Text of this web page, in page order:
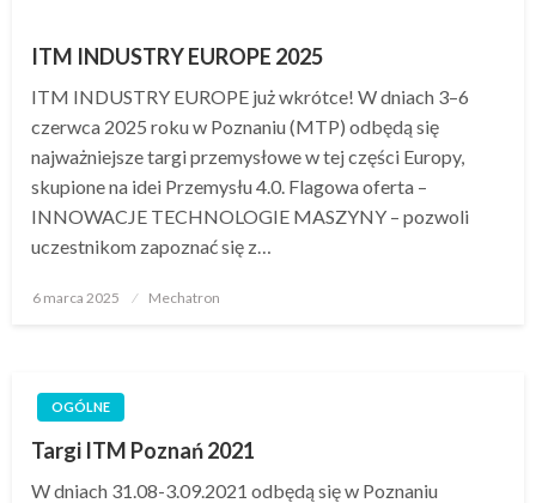
ITM INDUSTRY EUROPE 2025
ITM INDUSTRY EUROPE już wkrótce! W dniach 3–6
czerwca 2025 roku w Poznaniu (MTP) odbędą się
najważniejsze targi przemysłowe w tej części Europy,
skupione na idei Przemysłu 4.0. Flagowa oferta –
INNOWACJE TECHNOLOGIE MASZYNY – pozwoli
uczestnikom zapoznać się z…
Opublikowane
6 marca 2025 Mechatron
OGÓLNE
Targi ITM Poznań 2021
W dniach 31.08-3.09.2021 odbędą się w Poznaniu